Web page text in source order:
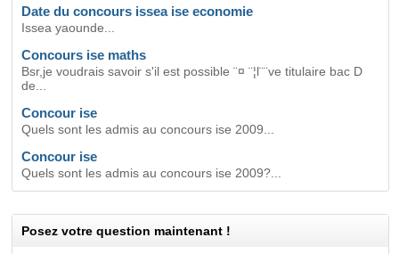
Date du concours issea ise economie
Issea yaounde...
Concours ise maths
Bsr,je voudrais savoir s'il est possible ¨¤ ¨¦l¨¨ve titulaire bac D
de...
Concour ise
Quels sont les admis au concours ise 2009...
Concour ise
Quels sont les admis au concours ise 2009?...
Posez votre question maintenant !